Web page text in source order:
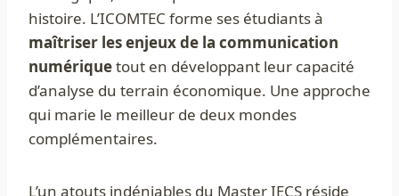
histoire. L’ICOMTEC forme ses étudiants à
maîtriser les enjeux de la communication
numériquetout en développant leur capacité
d’analyse du terrain économique. Une approche
qui marie le meilleur de deux mondes
complémentaires.
L’un atouts indéniables du Master IECS réside